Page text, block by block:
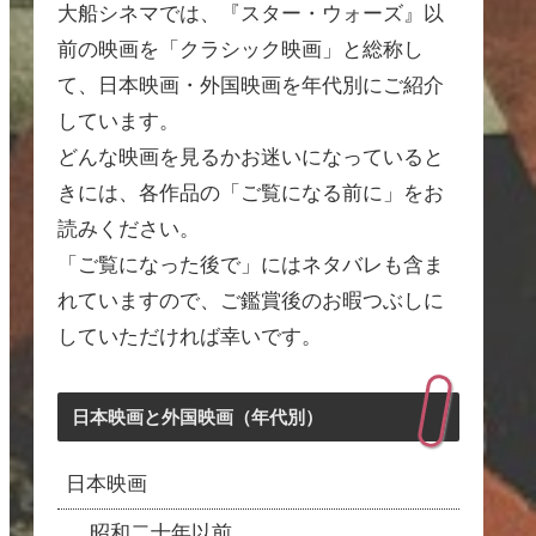
大船シネマでは、『スター・ウォーズ』以
前の映画を「クラシック映画」と総称し
て、日本映画・外国映画を年代別にご紹介
しています。
どんな映画を見るかお迷いになっていると
きには、各作品の「ご覧になる前に」をお
読みください。
「ご覧になった後で」にはネタバレも含ま
れていますので、ご鑑賞後のお暇つぶしに
していただければ幸いです。
日本映画と外国映画（年代別）
日本映画